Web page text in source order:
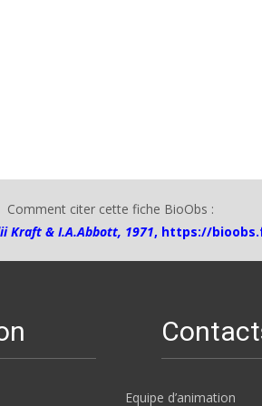
Comment citer cette fiche BioObs :
Kraft & I.A.Abbott, 1971, https://
Equipe d’animation